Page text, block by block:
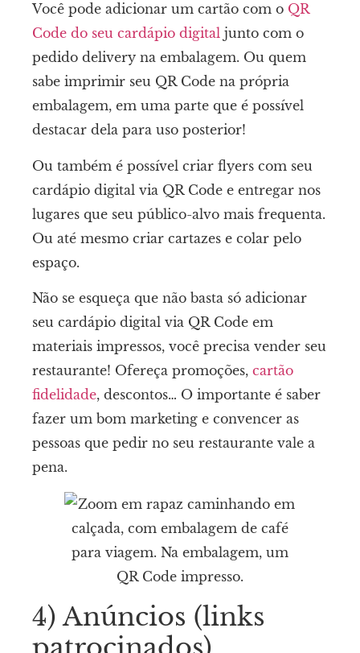
Você pode adicionar um cartão com o QR
Code do seu cardápio digital junto com o
pedido delivery na embalagem. Ou quem
sabe imprimir seu QR Code na própria
embalagem, em uma parte que é possível
destacar dela para uso posterior!
Ou também é possível criar flyers com seu
cardápio digital via QR Code e entregar nos
lugares que seu público-alvo mais frequenta.
Ou até mesmo criar cartazes e colar pelo
espaço.
Não se esqueça que não basta só adicionar
seu cardápio digital via QR Code em
materiais impressos, você precisa vender seu
restaurante! Ofereça promoções, cartão
fidelidade, descontos… O importante é saber
fazer um bom marketing e convencer as
pessoas que pedir no seu restaurante vale a
pena.
4) Anúncios (links